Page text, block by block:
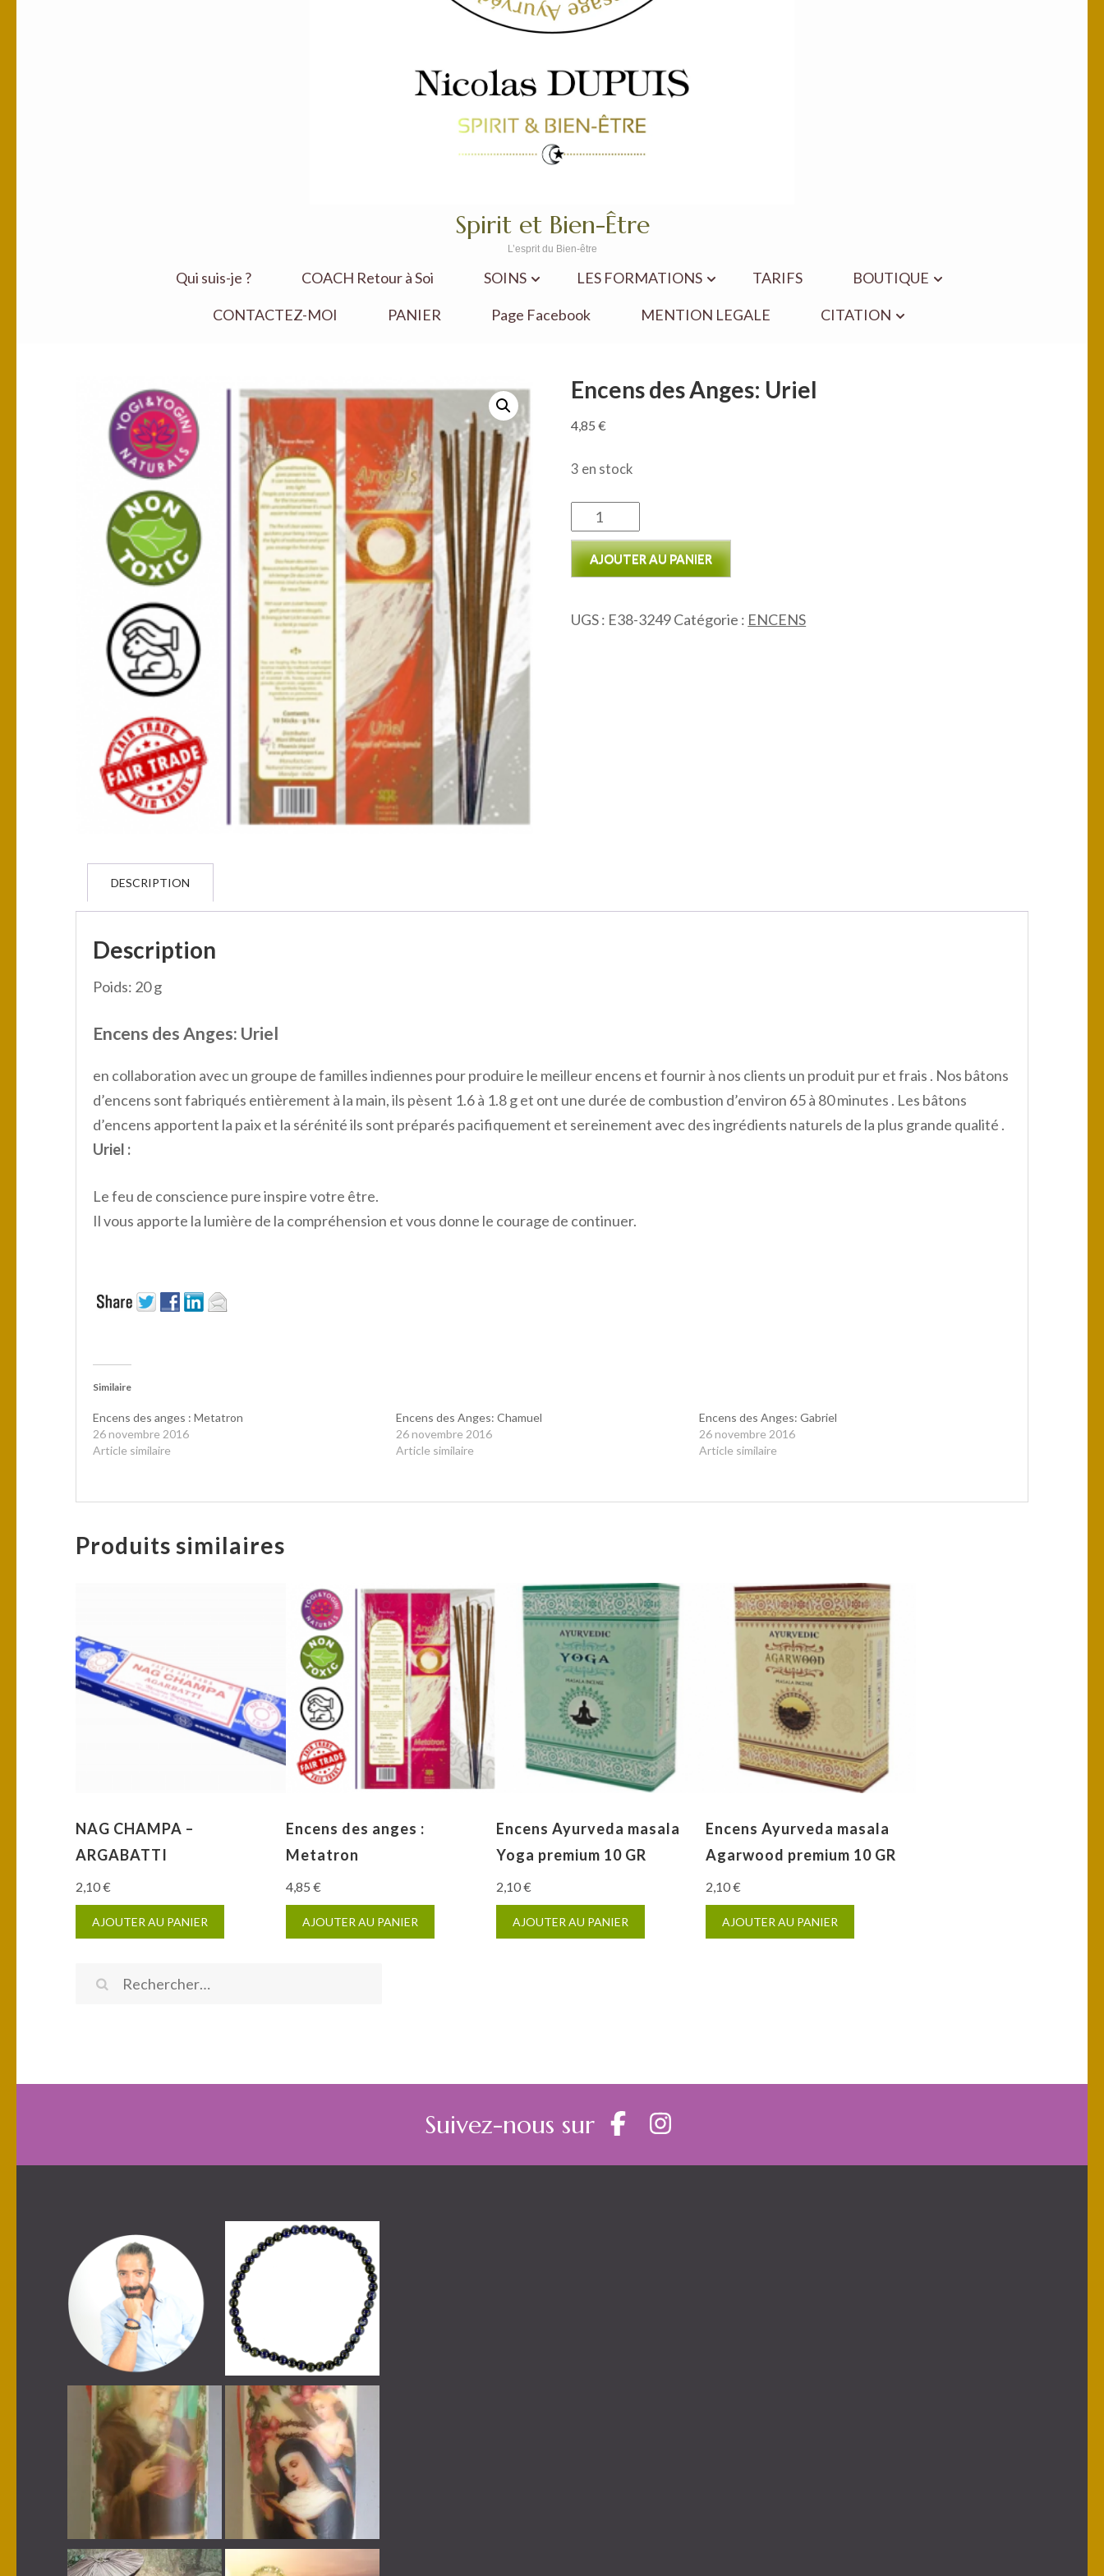
Spirit et Bien-Être
L’esprit du Bien-être
Qui suis-je ? COACH Retour à Soi SOINS LES FORMATIONS TARIFS BOUTIQUE
CONTACTEZ-MOI PANIER Page Facebook MENTION LEGALE CITATION
Encens des Anges: Uriel
4,85€
3 en stock
quantité
de
Encens
Anges:
AJOUTER AU PANIER
UGS : E38-3249Catégorie : ENCENS
DESCRIPTION
Description
Poids: 20 g
Encens des Anges: Uriel
en collaboration avec un groupe de familles indiennes pour produire le meilleur encens et fournir à nos clients un produit pur et frais . Nos bâtons
d’encens sont fabriqués entièrement à la main, ils pèsent 1.6 à 1.8 g et ont une durée de combustion d’environ 65 à 80 minutes . Les bâtons
d’encens apportent la paix et la sérénité ils sont préparés pacifiquement et sereinement avec des ingrédients naturels de la plus grande qualité .
Uriel :
Le feu de conscience pure inspire votre être.
Il vous apporte la lumière de la compréhension et vous donne le courage de continuer.
Similaire
Encens des anges : Metatron
26 novembre 2016
Article similaire
Encens des Anges: Chamuel
26 novembre 2016
Article similaire
Encens des Anges: Gabriel
26 novembre 2016
Article similaire
Produits similaires
NAG CHAMPA –
ARGABATTI
2,10€
AJOUTER AU PANIER
Encens des anges :
Metatron
4,85 €
AJOUTER AU PANIER
Encens Ayurveda masala
Yoga premium 10 GR
2,10€
AJOUTER AU PANIER
Encens Ayurveda masala
Agarwood premium 10 GR
2,10€
AJOUTER AU PANIER
Rechercher :
Suivez-nous sur